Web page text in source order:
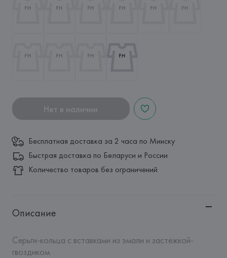
Нет в наличии
Бесплатная доставка за 2 часа по Минску
Быстрая доставка по Беларуси и России
Количество товаров без ограничений
Описание
Серьги-кольца с вставками из эмали и застежкой-
гвоздиком.